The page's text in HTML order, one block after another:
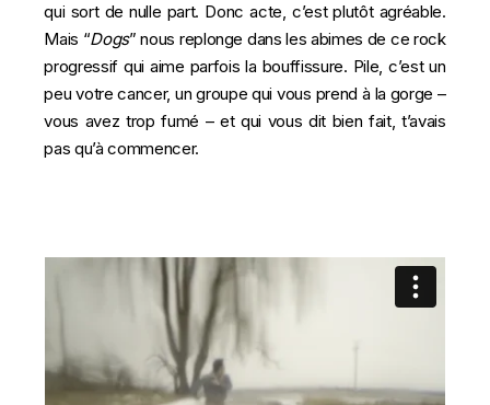
qui sort de nulle part. Donc acte, c’est plutôt agréable.
Mais “Dogs” nous replonge dans les abimes de ce rock
progressif qui aime parfois la bouffissure. Pile, c’est un
peu votre cancer, un groupe qui vous prend à la gorge –
vous avez trop fumé – et qui vous dit bien fait, t’avais
pas qu’à commencer.